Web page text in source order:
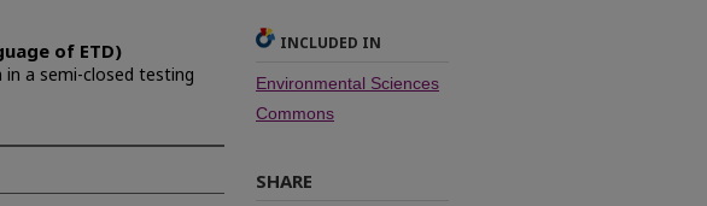
of ETD)
a semi-closed testing
INCLUDED IN
Environmental Sciences
Commons
SHARE